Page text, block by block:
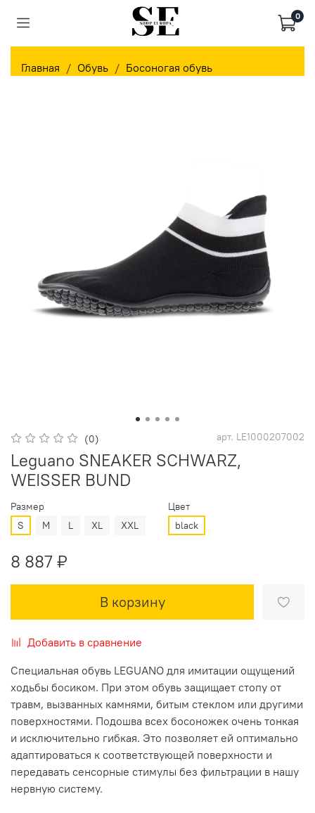
0
Главная Обувь Босоногая обувь
(0) арт. LE1000207002
Leguano SNEAKER SCHWARZ,
WEISSER BUND
Размер
S
M L XL XXL
Цвет
black
8 887 ₽
В корзину
Добавить в сравнение
Специальная обувь LEGUANO для имитации ощущений
ходьбы босиком. При этом обувь защищает стопу от
травм, вызванных камнями, битым стеклом или другими
поверхностями. Подошва всех босоножек очень тонкая
и исключительно гибкая. Это позволяет ей оптимально
адаптироваться к соответствующей поверхности и
передавать сенсорные стимулы без фильтрации в нашу
нервную систему.